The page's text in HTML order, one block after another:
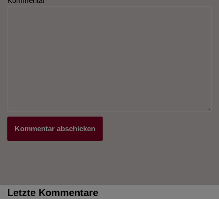
Letzte Kommentare